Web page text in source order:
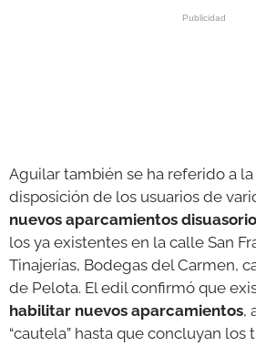
Aguilar también se ha referido a
disposición de los usuarios de
nuevos aparcamientos
los ya existentes en la calle San
Tinajerías, Bodegas del Carmen,
de Pelota. El edil confirmó que
habilitar nuevos aparcamientos,
“cautela” hasta que concluyan los